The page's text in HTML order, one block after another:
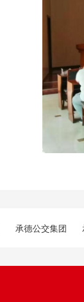
承德公交集团